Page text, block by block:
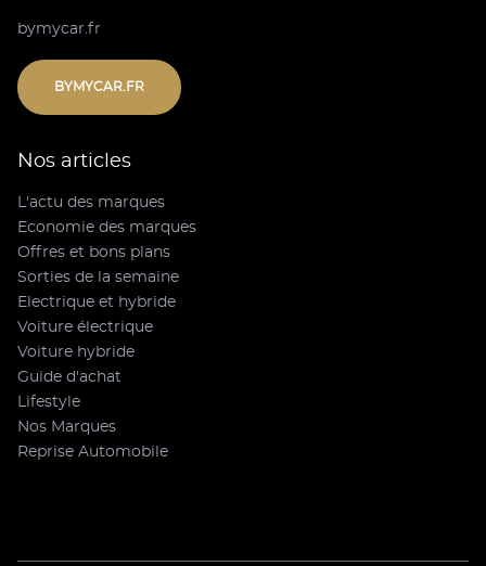
bymycar.fr
BYMYCAR.FR
Nos articles
L'actu des marques
Economie des marques
Offres et bons plans
Sorties de la semaine
Electrique et hybride
Voiture électrique
Voiture hybride
Guide d'achat
Lifestyle
Nos Marques
Reprise Automobile